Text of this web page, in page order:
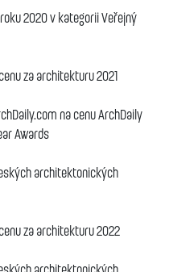
2020 v kategorii Veřejný
za architekturu 2021
na cenuArchDaily
Awards
architektonických
za architekturu 2022